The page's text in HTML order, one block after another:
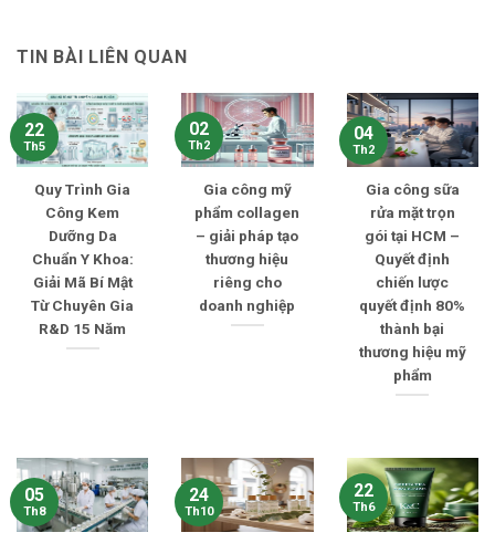
TIN BÀI LIÊN QUAN
Quy Trình Gia
Công Kem
Dưỡng Da
Chuẩn Y Khoa:
Giải Mã Bí Mật
Từ Chuyên Gia
R&D 15 Năm
22
Th5
Gia công mỹ
phẩm collagen
– giải pháp tạo
thương hiệu
riêng cho
doanh nghiệp
02
Th2
Gia công sữa
rửa mặt trọn
gói tại HCM –
Quyết định
chiến lược
quyết định 80%
thành bại
thương hiệu mỹ
phẩm
04
Th2
05
Th8
24
Th10
22
Th6